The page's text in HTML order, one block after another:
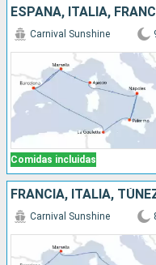
ESPAÑA, ITALIA,
Comidas incluidas
Carnival Sunshine
FRANCIA, ITALIA,
Carnival Sunshine